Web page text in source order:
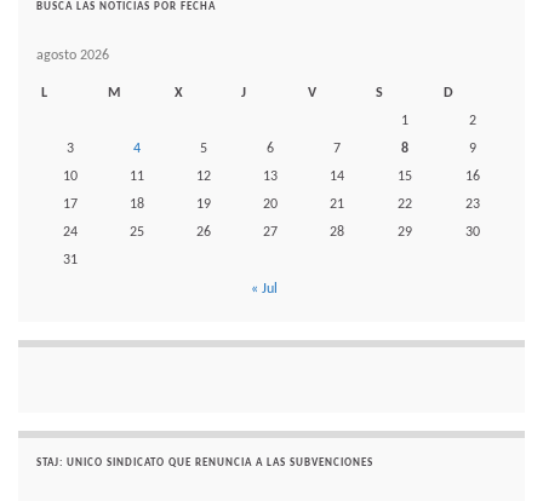
BUSCA LAS NOTICIAS POR FECHA
agosto 2026
L M X J V S
D
1
2
3
4 5 6 7 8
9
10
11 12 13 14 15
16
17
18 19 20 21 22
23
24
25 26 27 28 29
30
31
« Jul
STAJ: UNICO SINDICATO QUE RENUNCIA A LAS SUBVENCIONES